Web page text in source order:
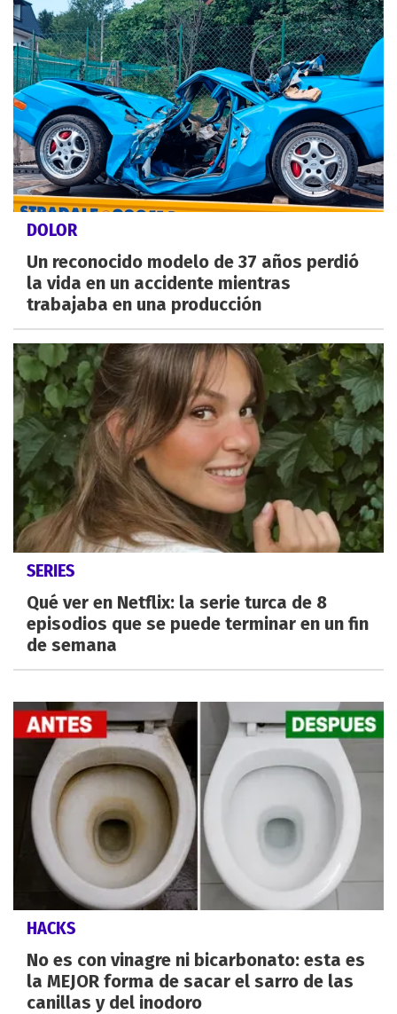
DOLOR
Un reconocido modelo de 37 años perdió
la vida en un accidente mientras
trabajaba en una producción
SERIES
Qué ver en Netflix: la serie turca de 8
episodios que se puede terminar en un fin
de semana
HACKS
No es con vinagre ni bicarbonato: esta es
la MEJOR forma de sacar el sarro de las
canillas y del inodoro